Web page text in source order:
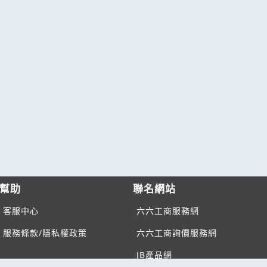
幫助
客服中心
服務條款/隱私權政策
聯名網站
六六工商服務網
六六工商詢價服務網
JB產品網